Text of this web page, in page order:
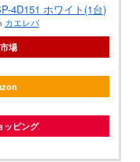
4D151 ホワイト(1台)
カエレバ
場
ッピング